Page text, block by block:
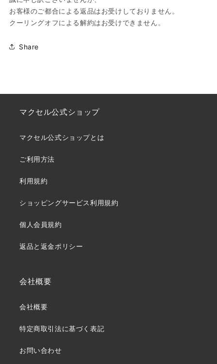
お客様のご都合による返品はお受けしておりません。
クーリングオフによる解約はお受けできません。
Share
マクセル公式ショップ
マクセル公式ショップとは
ご利用方法
利用規約
ショッピングサービス利用規約
個人会員規約
返品と返金ポリシー
会社概要
会社概要
特定商取引法に基づく表記
お問い合わせ